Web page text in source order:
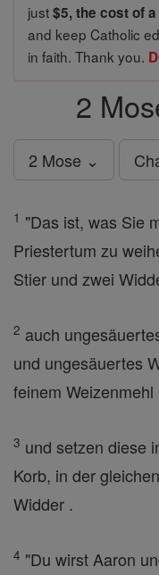
just$5, the cost of
and keep Catholic
in faith. Thank you.
2
2 Mose ⌄
1 "Das ist, was Sie
Priestertum zu
Stier und zwei
2 auch
und ungesäuertes
feinem Weizenmehl
3 und setzen diese
Korb, in der
Widder .
4 "Du wirst Aaron